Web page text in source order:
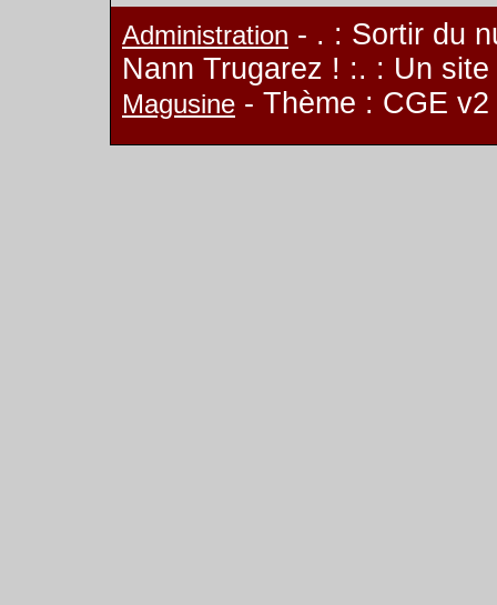
Administration - . : Sortir du
Nann Trugarez ! :. : Un
Magusine - Thème : CGE v2